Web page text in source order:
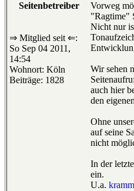
Seitenbetreiber
⇒ Mitglied seit ⇐:
So Sep 04 2011,
14:54
Wohnort: Köln
Beiträge: 1828
Vorweg
"Ragtime"
Nicht nur
Wir sehen
auch hier
den
Ohne
auf seine
nicht
In der
ein.
U.a.